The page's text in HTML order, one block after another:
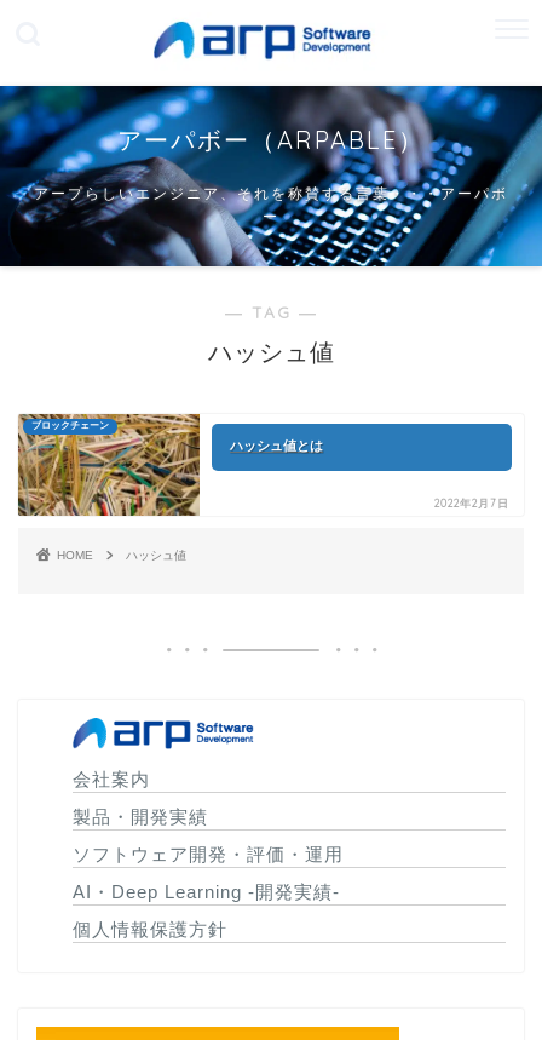
アーパボー（ARPABLE）
アープらしいエンジニア、それを称賛する言葉・・・アーパボ
ー
― TAG ―
ハッシュ値
ブロックチェーン
ハッシュ値とは
2022年2月7日
HOME ハッシュ値
会社案内
製品・開発実績
ソフトウェア開発・評価・運用
AI・Deep Learning -開発実績-
個人情報保護方針